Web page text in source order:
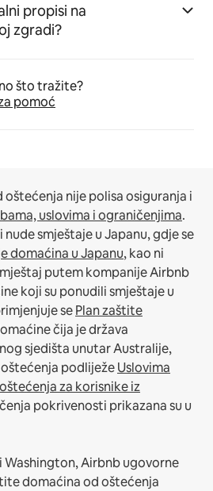
propisi na
zgradi?
što tražite?
pomoć
nije polisa osiguranja i
uslovima i ograničenjima.
smještaje u Japanu, gdje se
domaćina u Japanu, kao ni
putem kompanije Airbnb
koji su ponudili smještaje u
sePlan zaštite
čija je država
sjedišta unutar Australije,
podliježeUslovima
za korisnike iz
pokrivenosti prikazana su u
Washington, Airbnb ugovorne
domaćina od oštećenja